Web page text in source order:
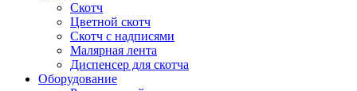
Скотч
Цветной скотч
Скотч с надписями
Малярная лента
Диспенсер для скотча
Оборудование